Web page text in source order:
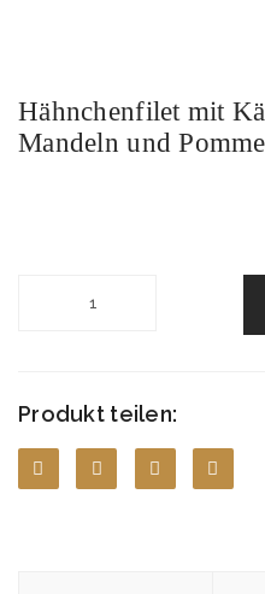
Hähnchenfilet mit
Mandeln und
Produkt teilen: